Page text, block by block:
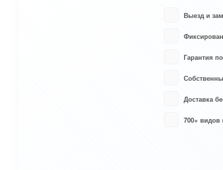
Выезд и
Гарантия
Доставка
700+ видов